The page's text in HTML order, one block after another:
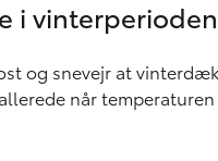
i
og snevejr at
når